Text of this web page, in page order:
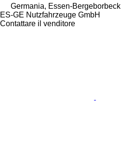
Germania, Essen-Bergeborbeck
ES-GE Nutzfahrzeuge GmbH
Contattare il venditore